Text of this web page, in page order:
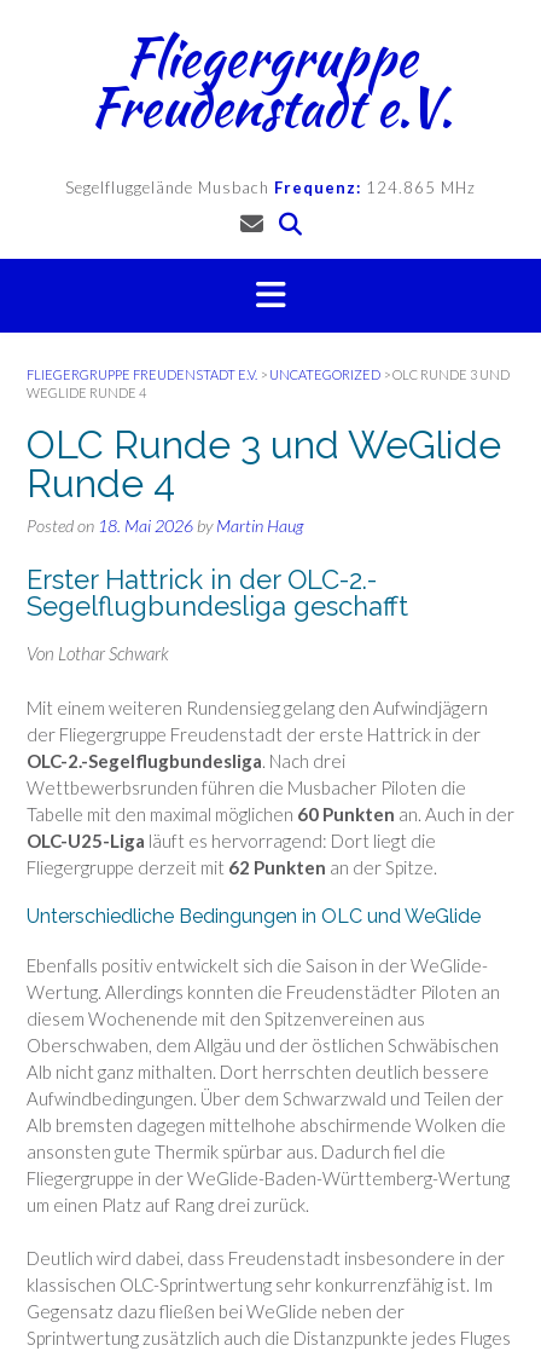
Fliegergruppe
Freudenstadt e.V.
Segelfluggelände Musbach Frequenz: 124.865 MHz
FLIEGERGRUPPE FREUDENSTADT E.V. > UNCATEGORIZED >OLC RUNDE 3 UND
WEGLIDE RUNDE 4
OLC Runde 3 und WeGlide
Runde 4
Posted on 18. Mai 2026 byMartin Haug
Erster Hattrick in der OLC-2.-
Segelflugbundesliga geschafft
Von Lothar Schwark
Mit einem weiteren Rundensieg gelang den Aufwindjägern
der Fliegergruppe Freudenstadt der erste Hattrick in der
OLC-2.-Segelflugbundesliga . Nach drei
Wettbewerbsrunden führen die Musbacher Piloten die
Tabelle mit den maximal möglichen 60 Punkten an. Auch in der
OLC-U25-Liga läuft es hervorragend: Dort liegt die
Fliegergruppe derzeit mit 62 Punkten an der Spitze.
Unterschiedliche Bedingungen in OLC und WeGlide
Ebenfalls positiv entwickelt sich die Saison in derWeGlide-
Wertung. Allerdings konnten die Freudenstädter Piloten an
diesem Wochenende mit den Spitzenvereinen aus
Oberschwaben, dem Allgäu und der östlichen Schwäbischen
Alb nicht ganz mithalten. Dort herrschten deutlich bessere
Aufwindbedingungen. Über dem Schwarzwald und Teilen der
Alb bremsten dagegen mittelhohe abschirmende Wolken die
ansonsten gute Thermik spürbar aus. Dadurch fiel die
Fliegergruppe in der WeGlide-Baden-Württemberg-Wertung
um einen Platz auf Rang drei zurück.
Deutlich wird dabei, dass Freudenstadt insbesondere in der
klassischen OLC-Sprintwertung sehr konkurrenzfähig ist. Im
Gegensatz dazu fließen bei WeGlide neben der
Sprintwertung zusätzlich auch die Distanzpunkte jedes Fluges